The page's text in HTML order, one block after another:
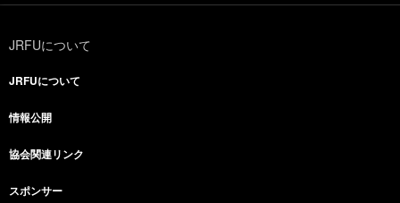
JRFUについて
JRFUについて
情報公開
協会関連リンク
スポンサー